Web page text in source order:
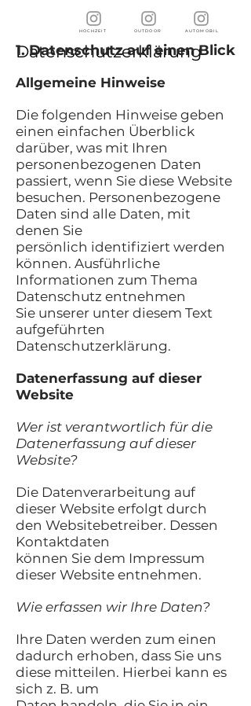
O U T D O O R A U T O M O B I L
HOCHZEIT
Datenschutzerklärung
1. Datenschutz auf einen Blick
Allgemeine Hinweise
Die folgenden Hinweise geben
einen einfachen Überblick
darüber, was mit Ihren
personenbezogenen Daten
passiert, wenn Sie diese Website
besuchen. Personenbezogene
Daten sind alle Daten, mit
denen Sie
persönlich identifiziert werden
können. Ausführliche
Informationen zum Thema
Datenschutz entnehmen
Sie unserer unter diesem Text
aufgeführten
Datenschutzerklärung.
Datenerfassung auf dieser
Website
Wer ist verantwortlich für die
Datenerfassung auf dieser
Website?
Die Datenverarbeitung auf
dieser Website erfolgt durch
den Websitebetreiber. Dessen
Kontaktdaten
können Sie dem Impressum
dieser Website entnehmen.
Wie erfassen wir Ihre Daten?
Ihre Daten werden zum einen
dadurch erhoben, dass Sie uns
diese mitteilen. Hierbei kann es
sich z. B. um